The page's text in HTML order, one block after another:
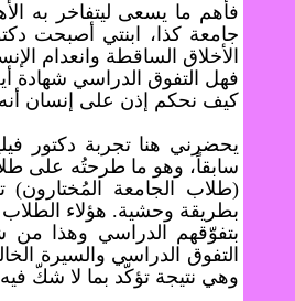
فأهم ما يسعى ليتفاخر به
جامعة كذا، ابنتي أصبحت
الأخلاق الساقطة وانعدام
فهل التفوق الدراسي شهادة
كيف نحكم إذن على إنسان
سابقاً، وهو ما طرحتُه على
(طلاب الجامعة المُختارون)
بطريقة وحشية. هؤلاء
بتفوّقهم الدراسي وهذا
التفوق الدراسي والسيرة
وهي نتيجة تؤكّد بما لا شكّ فيه